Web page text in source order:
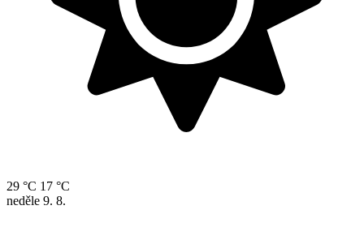
29 °C 17 °C
neděle 9. 8.